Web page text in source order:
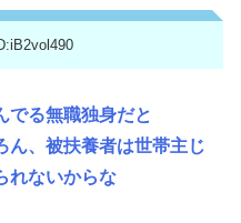
でる無職独身だと
ん、被扶養者は世帯主じ
れないからな